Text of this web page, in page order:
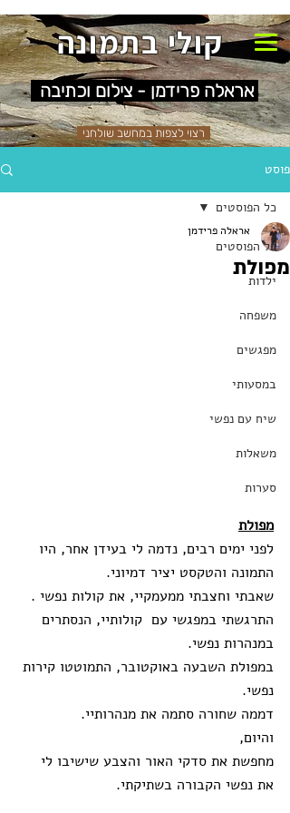
קולי בתמונה
אראלה פרידמן - צילום וכתיבה
רצוי לצפות במחשב שולחני
פוסט
כל הפוסטים
ילדות
משפחה
מפגשים
במסעותי
שיח עם נפשי
משאלות
סערות
כל הפוסטים
מפולת
אראלה פרידמן
מפולת
לפני ימים רבים, נדמה לי בעידן אחר, היו
התמונה והטקסט יציר דמיוני.
שאבתי וחצבתי ממעמקיי, את קולות נפשי .
התרגשתי במפגשי עם  קולותיי, הנסתרים
במנהרות נפשי.
במפולת השבעה באוקטובר, התמוטטו קירות
נפשי.
דממה שחורה סתמה את מנהרותיי.
והיום,
מחפשת את סדקי האור והצבע שישיבו לי
את נפשי הקבורה בשתיקתי.